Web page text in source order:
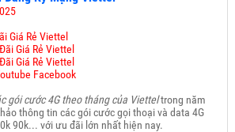
Giá Rẻ Viettel
Giá Rẻ Viettel
Giá Rẻ Viettel
Facebook
gói cước 4G theo tháng của Vietteltrong năm
thông tin các gói cước gọi thoại và data 4G
90k... với ưu đãi lớn nhất hiện nay.